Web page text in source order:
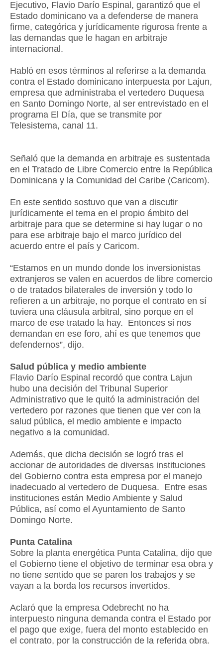
Ejecutivo, Flavio Darío Espinal, garantizó que el
Estado dominicano va a defenderse de manera
firme, categórica y jurídicamente rigurosa frente a
las demandas que le hagan en arbitraje
internacional.
Habló en esos términos al referirse a la demanda
contra el Estado dominicano interpuesta por Lajun,
empresa que administraba el vertedero Duquesa
en Santo Domingo Norte, al ser entrevistado en el
programa El Día, que se transmite por
Telesistema, canal 11.
Señaló que la demanda en arbitraje es sustentada
en el Tratado de Libre Comercio entre la República
Dominicana y la Comunidad del Caribe (Caricom).
En este sentido sostuvo que van a discutir
jurídicamente el tema en el propio ámbito del
arbitraje para que se determine si hay lugar o no
para ese arbitraje bajo el marco jurídico del
acuerdo entre el país y Caricom.
“Estamos en un mundo donde los inversionistas
extranjeros se valen en acuerdos de libre comercio
o de tratados bilaterales de inversión y todo lo
refieren a un arbitraje, no porque el contrato en sí
tuviera una cláusula arbitral, sino porque en el
marco de ese tratado la hay. Entonces si nos
demandan en ese foro, ahí es que tenemos que
defendernos”, dijo.
Salud pública y medio ambiente
Flavio Darío Espinal recordó que contra Lajun
hubo una decisión del Tribunal Superior
Administrativo que le quitó la administración del
vertedero por razones que tienen que ver con la
salud pública, el medio ambiente e impacto
negativo a la comunidad.
Además, que dicha decisión se logró tras el
accionar de autoridades de diversas instituciones
del Gobierno contra esta empresa por el manejo
inadecuado al vertedero de Duquesa. Entre esas
instituciones están Medio Ambiente y Salud
Pública, así como el Ayuntamiento de Santo
Domingo Norte.
Punta Catalina
Sobre la planta energética Punta Catalina, dijo que
el Gobierno tiene el objetivo de terminar esa obra y
no tiene sentido que se paren los trabajos y se
vayan a la borda los recursos invertidos.
Aclaró que la empresa Odebrecht no ha
interpuesto ninguna demanda contra el Estado por
el pago que exige, fuera del monto establecido en
el contrato, por la construcción de la referida obra.